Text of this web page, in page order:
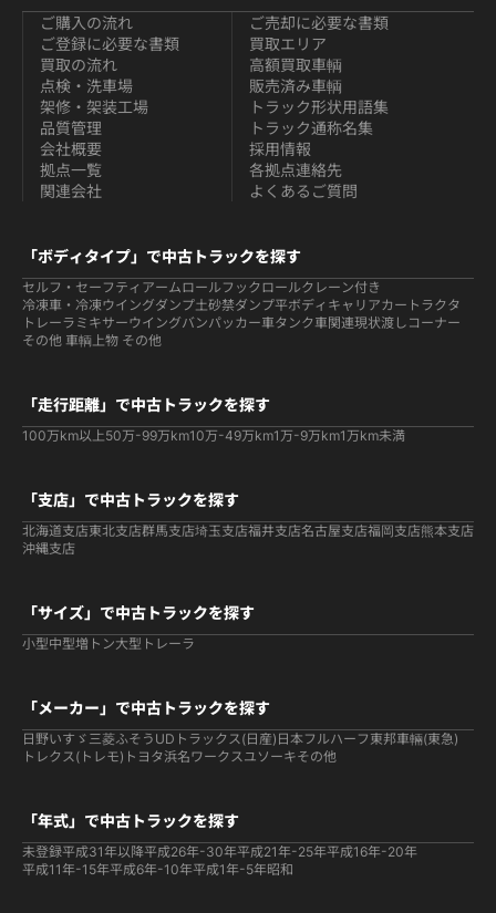
ご購入の流れ
ご登録に必要な書類
買取の流れ
ご売却に必要な書類
買取エリア
高額買取車輌
点検・洗車場
架修・架装工場
品質管理
販売済み車輌
トラック形状用語集
トラック通称名集
会社概要
拠点一覧
関連会社
採用情報
各拠点連絡先
よくあるご質問
「ボディタイプ」で中古トラックを探す
セルフ・セーフティ アームロールフックロールクレーン付き
冷凍車・冷凍ウイングダンプ土砂禁ダンプ平ボディ キャリアカー トラクタ
トレーラ ミキサーウイングバンパッカー車タンク車関連現状渡しコーナー
その他 車輌 上物 その他
「走行距離」で中古トラックを探す
100万km以上50万-99万km10万-49万km1万-9万km1万km未満
「支店」で中古トラックを探す
北海道支店東北支店群馬支店埼玉支店福井支店名古屋支店福岡支店熊本支店
沖縄支店
「サイズ」で中古トラックを探す
小型中型増トン大型 トレーラ
「メーカー」で中古トラックを探す
日野いすゞ 三菱ふそう UDトラックス(日産) 日本フルハーフ 東邦車輛(東急)
トレクス(トレモ) トヨタ浜名ワークス ユソーキその他
「年式」で中古トラックを探す
未登録平成31年以降平成26年-30年平成21年-25年平成16年-20年
平成11年-15年平成6年-10年平成1年-5年昭和